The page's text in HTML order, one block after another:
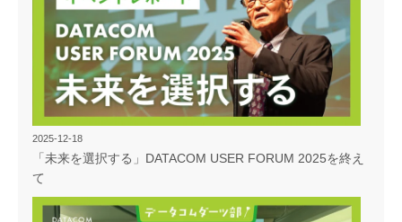
2025-12-18
「未来を選択する」DATACOM USER FORUM 2025を終え
て